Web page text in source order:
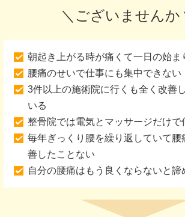
＼ございませんか
朝起き上がる時が痛くて一日の始ま
腰痛のせいで仕事にも集中できない
3件以上の施術院に行くも全く改善
いる
整骨院では電気とマッサージだけで
毎年ぎっくり腰を繰り返していて腰
善したことない
自分の腰痛はもう良くならないと諦